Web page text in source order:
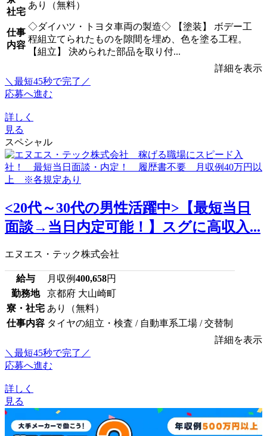
社宅
あり（無料）
仕事
内容
◇ダイハツ・トヨタ車両の製造◇ 【塗装】 ボデー工
程組立てられたものを隙間を埋め、色を塗る工程。
【組立】 決められた部品を取り付...
詳細を表示
＼最短45秒で完了／
応募へ進む
詳しく
見る
スペシャル
<20代～30代の男性活躍中>【最短当日
面談→当日内定可能！】スグに高収入...
エヌエス・テック株式会社
給与 月収例400,658円
勤務地
京都府 大山崎町
寮・社宅 あり（無料）
仕事内容 タイヤの組立・検査 / 自動車系工場 / 交替制
詳細を表示
＼最短45秒で完了／
応募へ進む
詳しく
見る